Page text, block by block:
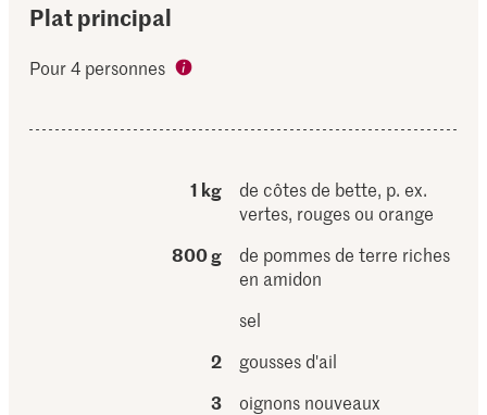
Plat principal
Pour 4 personnes
1 kg
de côtes de bette, p. ex.
vertes, rouges ou orange
800 g
de pommes de terre riches
en amidon
sel
2
gousses d'ail
3
oignons nouveaux